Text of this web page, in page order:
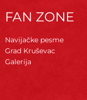
FAN ZONE
Navijačke pesme
Grad Kruševac
Galerija